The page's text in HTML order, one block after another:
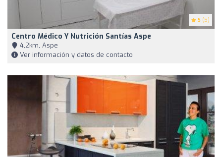
5 (5)
Centro Médico Y Nutrición Santías Aspe
4,2km, Aspe
Ver información y datos de contacto